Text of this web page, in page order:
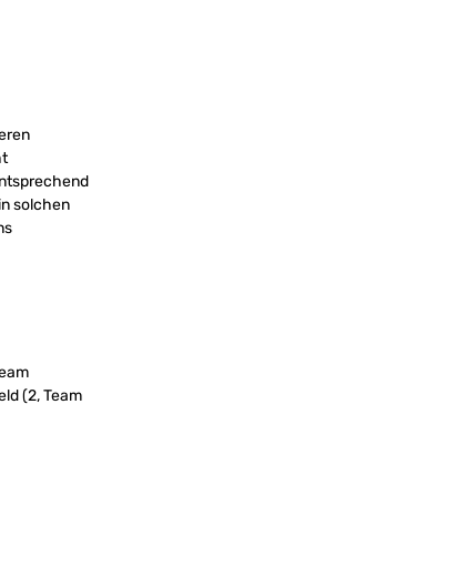
solchen
(2, Team